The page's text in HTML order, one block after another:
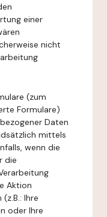
einer
nicht
(zum
Formulare)
Daten
mittels
wenn die
die
Aktion
Ihre
oder Ihre